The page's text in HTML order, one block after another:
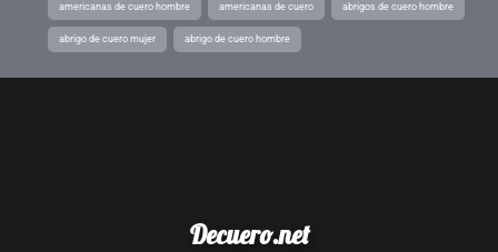
americanas de cuero hombre americanas de cuero abrigos de cuero hombre
abrigo de cuero mujer abrigo de cuero hombre
Decuero.net